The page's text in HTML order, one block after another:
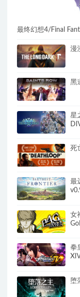
最终幻想4/Final
漫
黑
星
死
最
女
拳
堕